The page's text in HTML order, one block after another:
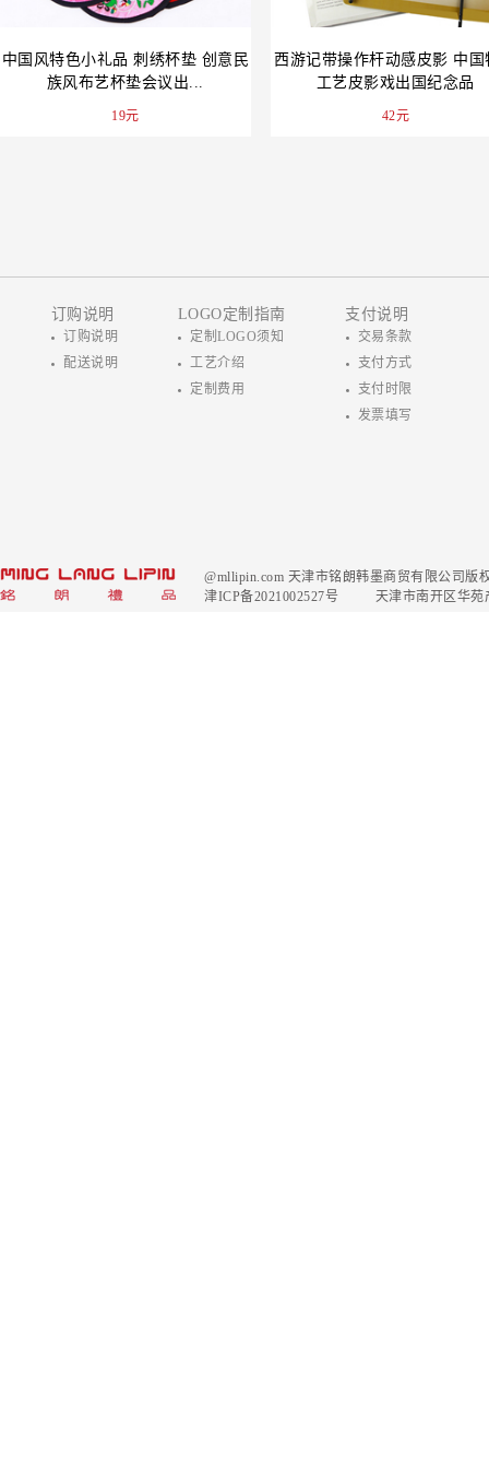
中国风特色小礼品 刺绣杯垫 创意民
族风布艺杯垫会议出...
19元
西游记带操作杆动感皮影 中国
工艺皮影戏出国纪念品
42元
订购说明
订购说明
配送说明
LOGO定制指南
定制LOGO须知
工艺介绍
定制费用
支付说明
交易条款
支付方式
支付时限
发票填写
@mllipin.com 天津市铭朗韩墨商贸有限公司版
津ICP备2021002527号
天津市南开区华苑